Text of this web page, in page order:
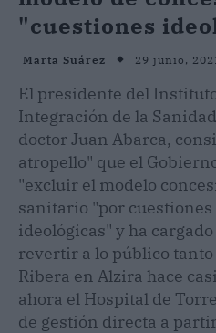
"cuestiones
Marta Suárez 29 junio,
El presidente del
Integración de la
doctor Juan Abarca,
atropello" que el
"excluir el modelo
sanitario "por
ideológicas" y ha
revertir a lo público
Ribera en Alzira hace
ahora el Hospital de
de gestión directa a